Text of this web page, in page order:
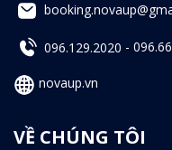
096.129.2020 -
novaup.vn
VỀ CHÚNG TÔI